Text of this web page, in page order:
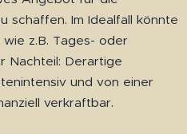
schaffen. Im Idealfall könnte
z.B. Tages- oder
Nachteil: Derartige
und von einer
verkraftbar.